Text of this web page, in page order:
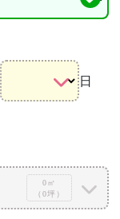
日
0㎡
（0坪）